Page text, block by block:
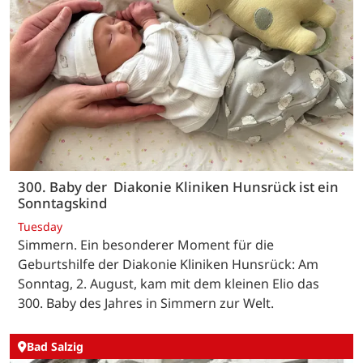
300. Baby der Diakonie Kliniken Hunsrück ist ein
Sonntagskind
Tuesday
Simmern. Ein besonderer Moment für die
Geburtshilfe der Diakonie Kliniken Hunsrück: Am
Sonntag, 2. August, kam mit dem kleinen Elio das
300. Baby des Jahres in Simmern zur Welt.
Bad Salzig